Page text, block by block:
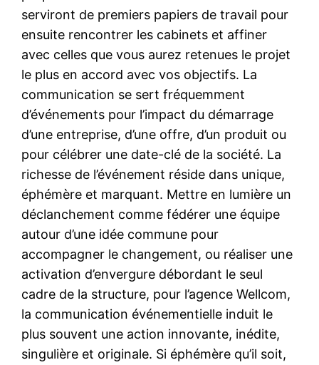
serviront de premiers papiers de travail pour
ensuite rencontrer les cabinets et affiner
avec celles que vous aurez retenues le projet
le plus en accord avec vos objectifs. La
communication se sert fréquemment
d’événements pour l’impact du démarrage
d’une entreprise, d’une offre, d’un produit ou
pour célébrer une date-clé de la société. La
richesse de l’événement réside dans unique,
éphémère et marquant. Mettre en lumière un
déclanchement comme fédérer une équipe
autour d’une idée commune pour
accompagner le changement, ou réaliser une
activation d’envergure débordant le seul
cadre de la structure, pour l’agence Wellcom,
la communication événementielle induit le
plus souvent une action innovante, inédite,
singulière et originale. Si éphémère qu’il soit,